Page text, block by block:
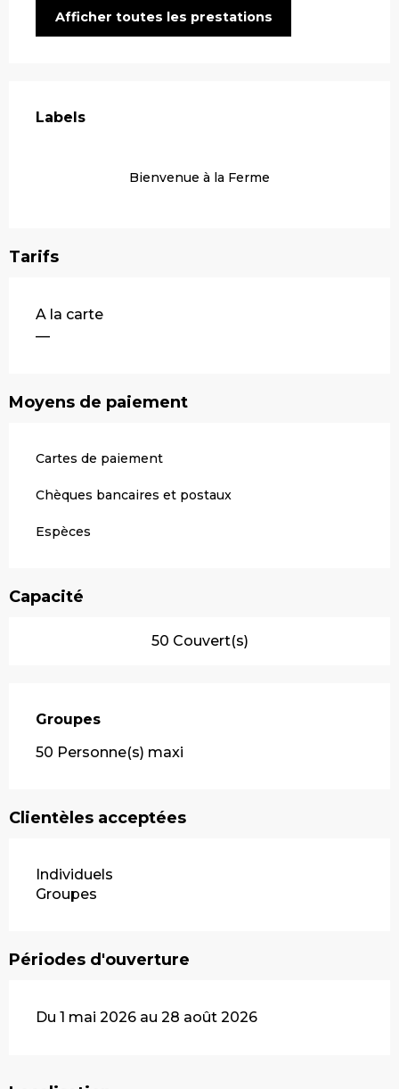
Afficher toutes les prestations
Labels
Labels
Bienvenue à la Ferme
Tarifs
Tarifs 2026
A la carte
—
Moyens de paiement
Cartes de paiement
Chèques bancaires et postaux
Espèces
Capacité
50 Couvert(s)
Groupes
Groupes
50 Personne(s) maxi
Clientèles acceptées
Individuels
Groupes
Périodes d'ouverture
Du 1 mai 2026 au 28 août 2026